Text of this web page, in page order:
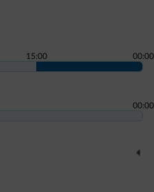
15:00 00:00
00:00